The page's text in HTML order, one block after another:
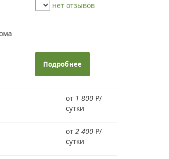
нет отзывов
Подробнее
от 1 800 Р/
сутки
от 2 400 Р/
сутки